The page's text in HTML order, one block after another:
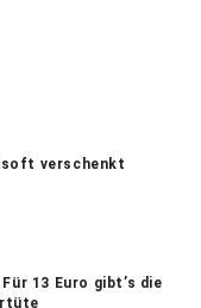
verschenkt
13 Euro gibt’s die